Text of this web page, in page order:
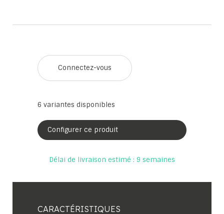
Connectez-vous
6 variantes disponibles
Configurer ce produit
Délai de livraison estimé : 9 semaines
CARACTÉRISTIQUES